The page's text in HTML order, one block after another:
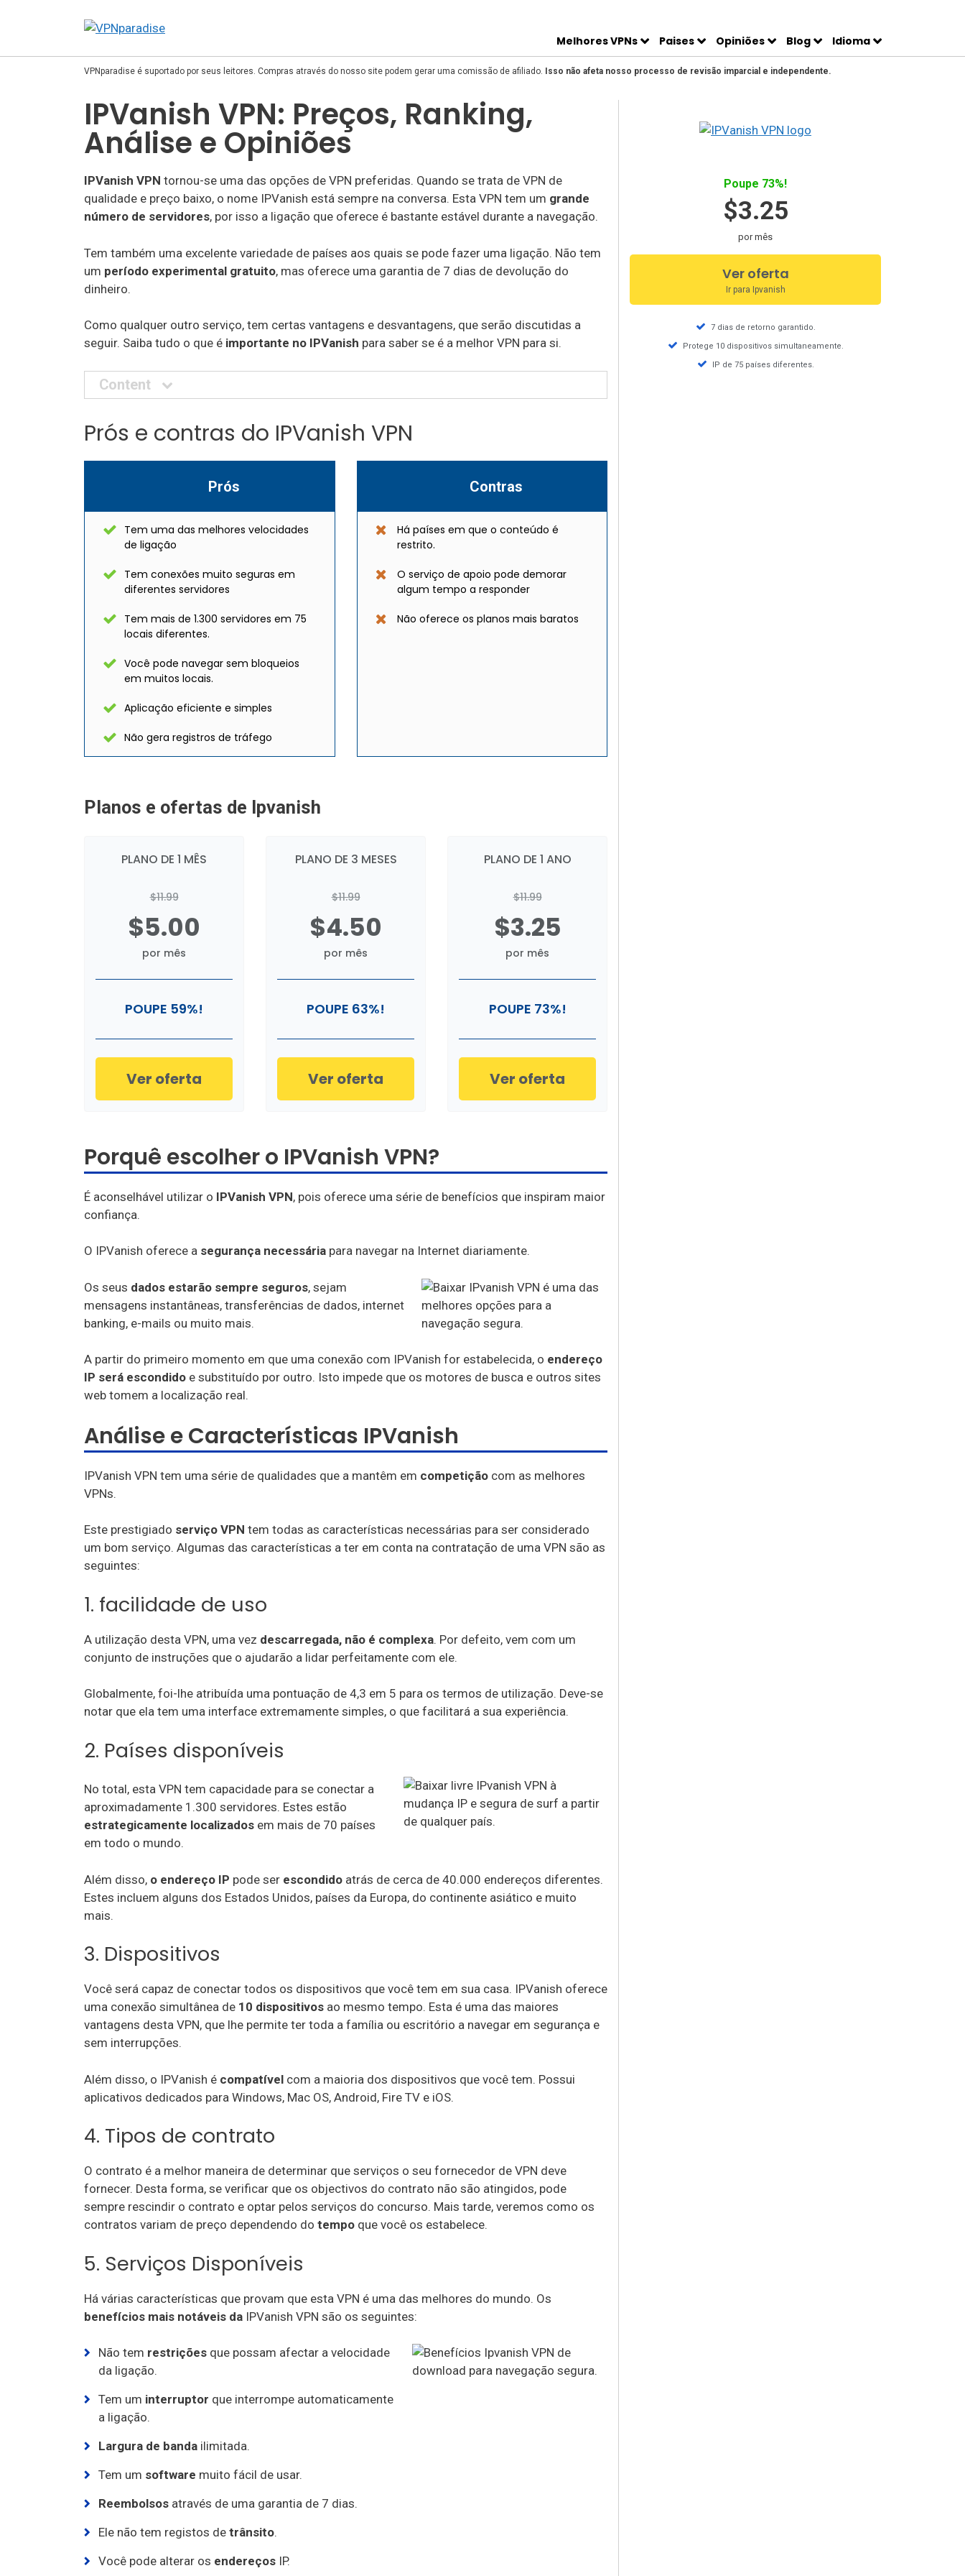
Melhores VPNs Paises Opiniões Blog Idioma
VPNparadise é suportado por seus leitores. Compras através do nosso site podem gerar uma comissão de afiliado. Isso não afeta nosso processo de revisão imparcial e independente.
IPVanish VPN: Preços, Ranking,
Análise e Opiniões
IPVanish VPN tornou-se uma das opções de VPN preferidas. Quando se trata de VPN de
qualidade e preço baixo, o nome IPVanish está sempre na conversa. Esta VPN tem um grande
número de servidores, por isso a ligação que oferece é bastante estável durante a navegação.
Tem também uma excelente variedade de países aos quais se pode fazer uma ligação. Não tem
um período experimental gratuito, mas oferece uma garantia de 7 dias de devolução do
dinheiro.
Como qualquer outro serviço, tem certas vantagens e desvantagens, que serão discutidas a
seguir. Saiba tudo o que é importante no IPVanish para saber se é a melhor VPN para si.
Content
Prós e contras do IPVanish VPN
Prós
Tem uma das melhores velocidades
de ligação
Tem conexões muito seguras em
diferentes servidores
Tem mais de 1.300 servidores em 75
locais diferentes.
Você pode navegar sem bloqueios
em muitos locais.
Aplicação eficiente e simples
Não gera registros de tráfego
Contras
Há países em que o conteúdo é
restrito.
O serviço de apoio pode demorar
algum tempo a responder
Não oferece os planos mais baratos
Planos e ofertas de Ipvanish
PLANO DE 1 MÊS
$11.99
$5.00
por mês
POUPE 59%!
Ver oferta
PLANO DE 3 MESES
$11.99
$4.50
por mês
POUPE 63%!
Ver oferta
PLANO DE 1 ANO
$11.99
$3.25
por mês
POUPE 73%!
Ver oferta
Porquê escolher o IPVanish VPN?
É aconselhável utilizar o IPVanish VPN, pois oferece uma série de benefícios que inspiram maior
confiança.
O IPVanish oferece a segurança necessária para navegar na Internet diariamente.
Os seus dados estarão sempre seguros, sejam
mensagens instantâneas, transferências de dados, internet
banking, e-mails ou muito mais.
A partir do primeiro momento em que uma conexão com IPVanish for estabelecida, o endereço
IP será escondido e substituído por outro. Isto impede que os motores de busca e outros sites
web tomem a localização real.
Análise e Características IPVanish
IPVanish VPN tem uma série de qualidades que a mantêm em competição com as melhores
VPNs.
Este prestigiado serviço VPN tem todas as características necessárias para ser considerado
um bom serviço. Algumas das características a ter em conta na contratação de uma VPN são as
seguintes:
1. facilidade de uso
A utilização desta VPN, uma vez descarregada, não é complexa. Por defeito, vem com um
conjunto de instruções que o ajudarão a lidar perfeitamente com ele.
Globalmente, foi-lhe atribuída uma pontuação de 4,3 em 5 para os termos de utilização. Deve-se
notar que ela tem uma interface extremamente simples, o que facilitará a sua experiência.
2. Países disponíveis
No total, esta VPN tem capacidade para se conectar a
aproximadamente 1.300 servidores. Estes estão
estrategicamente localizados em mais de 70 países
em todo o mundo.
Além disso, o endereço IP pode ser escondido atrás de cerca de 40.000 endereços diferentes.
Estes incluem alguns dos Estados Unidos, países da Europa, do continente asiático e muito
mais.
3. Dispositivos
Você será capaz de conectar todos os dispositivos que você tem em sua casa. IPVanish oferece
uma conexão simultânea de 10 dispositivos ao mesmo tempo. Esta é uma das maiores
vantagens desta VPN, que lhe permite ter toda a família ou escritório a navegar em segurança e
sem interrupções.
Além disso, o IPVanish é compatível com a maioria dos dispositivos que você tem. Possui
aplicativos dedicados para Windows, Mac OS, Android, Fire TV e iOS.
4. Tipos de contrato
O contrato é a melhor maneira de determinar que serviços o seu fornecedor de VPN deve
fornecer. Desta forma, se verificar que os objectivos do contrato não são atingidos, pode
sempre rescindir o contrato e optar pelos serviços do concurso. Mais tarde, veremos como os
contratos variam de preço dependendo do tempo que você os estabelece.
5. Serviços Disponíveis
Há várias características que provam que esta VPN é uma das melhores do mundo. Os
benefícios mais notáveis da IPVanish VPN são os seguintes:
Não tem restrições que possam afectar a velocidade
da ligação.
Tem um interruptor que interrompe automaticamente
a ligação.
Largura de banda ilimitada.
Tem um software muito fácil de usar.
Reembolsos através de uma garantia de 7 dias.
Ele não tem registos de trânsito.
Você pode alterar os endereços IP.
Poupe 73%!
$3.25
por mês
Ver oferta
Ir para Ipvanish
7 dias de retorno garantido.
Protege 10 dispositivos simultaneamente.
IP de 75 países diferentes.